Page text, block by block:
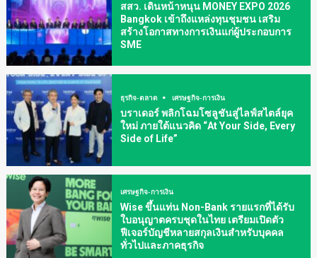
สสว. เดินหน้าหนุน MONEY EXPO 2026
Bangkok เข้าถึงแหล่งทุนชุมชน เสริม
สร้างโอกาสทางการเงินแก่ผู้ประกอบการ
SME
ธุรกิจ-ตลาด เศรษฐกิจ-การเงิน
บราเดอร์ พลิกโฉมโซลูชันสู่ไลฟ์สไตล์ยุค
ใหม่ ภายใต้แนวคิด “At Your Side, Every
Side of Life”
เศรษฐกิจ-การเงิน
Wise ขึ้นแท่น Non-Bank รายแรกที่ได้รับ
ใบอนุญาตครบชุดในไทย เตรียมเปิดตัว
ฟีเจอร์บัญชีหลายสกุลเงินสำหรับบุคคล
ทั่วไปและภาคธุรกิจ